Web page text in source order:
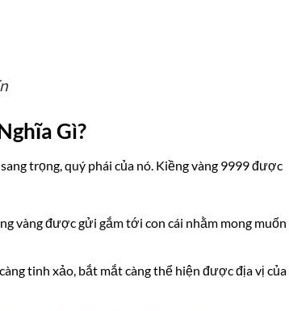
Gì?
trọng, quý phái của nó. Kiềng vàng 9999 được
vàng được gửi gắm tới con cái nhằm mong muốn
tinh xảo, bắt mắt càng thể hiện được địa vị của